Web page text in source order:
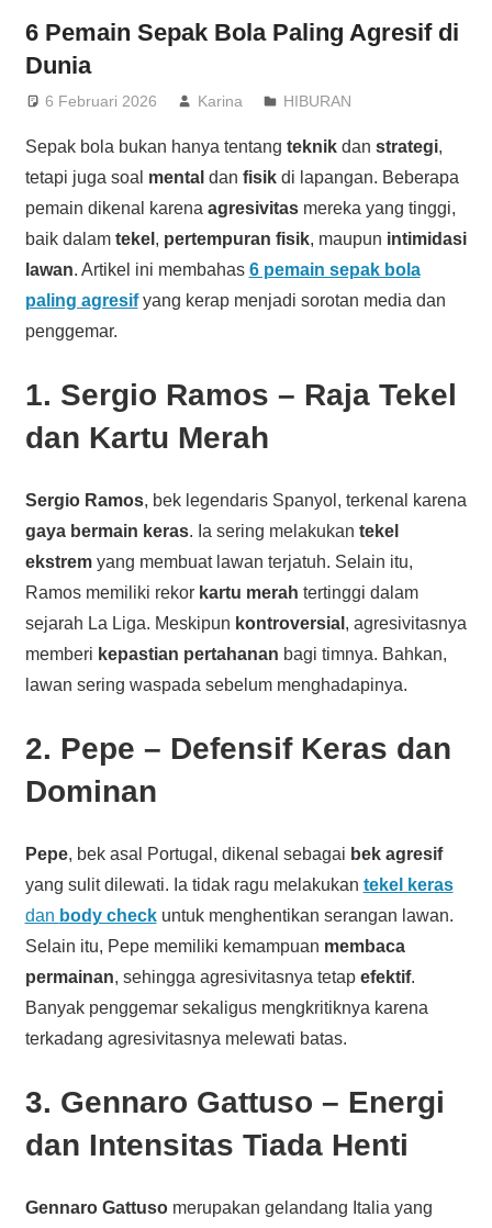
6 Pemain Sepak Bola Paling Agresif di
Dunia
6 Februari 2026 Karina HIBURAN
Sepak bola bukan hanya tentang teknikdan strategi,
tetapi juga soal mental dan fisikdi lapangan. Beberapa
pemain dikenal karena agresivitasmereka yang tinggi,
baik dalam tekel , pertempuran fisik, maupun intimidasi
lawan. Artikel ini membahas 6 pemain sepak bola
paling agresifyang kerap menjadi sorotan media dan
penggemar.
1. Sergio Ramos – Raja Tekel
dan Kartu Merah
Sergio Ramos, bek legendaris Spanyol, terkenal karena
gaya bermain keras. Ia sering melakukan tekel
ekstremyang membuat lawan terjatuh. Selain itu,
Ramos memiliki rekor kartu merah tertinggi dalam
sejarah La Liga. Meskipun kontroversial , agresivitasnya
memberi kepastian pertahanan bagi timnya. Bahkan,
lawan sering waspada sebelum menghadapinya.
2. Pepe – Defensif Keras dan
Dominan
Pepe, bek asal Portugal, dikenal sebagai bek agresif
yang sulit dilewati. Ia tidak ragu melakukan tekel keras
dan body checkuntuk menghentikan serangan lawan.
Selain itu, Pepe memiliki kemampuan membaca
permainan, sehingga agresivitasnya tetap efektif.
Banyak penggemar sekaligus mengkritiknya karena
terkadang agresivitasnya melewati batas.
3. Gennaro Gattuso – Energi
dan Intensitas Tiada Henti
Gennaro Gattusomerupakan gelandang Italia yang